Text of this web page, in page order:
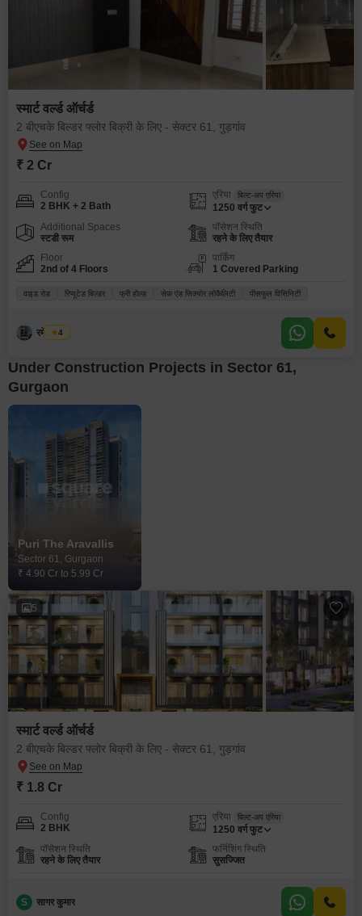
स्मार्ट वर्ल्ड ऑर्चर्ड
2 बीएचके बिल्डर फ्लोर बिक्री के लिए - सेक्टर 61, गुड़गांव
₹ 2 Cr
Config
2 BHK + 2 Bath
एरिया बिल्ट-अप एरिया
1250 वर्ग फुट
Additional Spaces
स्टडी रूम
पॉसेशन स्थिति
रहने के लिए तैयार
Floor
2nd of 4 Floors
पार्किंग
1 Covered Parking
वाइड रोड रिप्यूटेड बिल्डर फ्री होल्ड सेफ़ एंड सिक्योर लोकैलिटी पीसफुल विसिनिटी
रमेश मेहरा
4
Under Construction Projects in Sector 61,
Gurgaon
Puri The Aravallis
Sector 61, Gurgaon
₹ 4.90 Cr to 5.99 Cr
5
स्मार्ट वर्ल्ड ऑर्चर्ड
2 बीएचके बिल्डर फ्लोर बिक्री के लिए - सेक्टर 61, गुड़गांव
₹ 1.8 Cr
Config
2 BHK
एरिया बिल्ट-अप एरिया
1250 वर्ग फुट
पॉसेशन स्थिति
रहने के लिए तैयार
फर्निशिंग स्थिति
सुसज्जित
S सागर कुमार